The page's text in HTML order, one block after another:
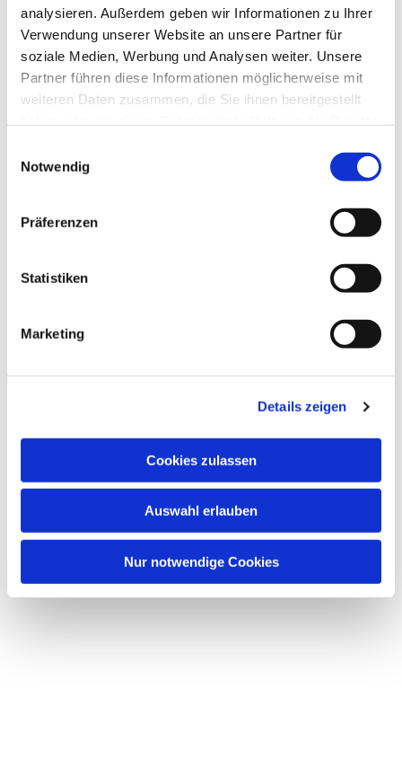
analysieren. Außerdem geben wir Informationen zu Ihrer
Verwendung unserer Website an unsere Partner für
soziale Medien, Werbung und Analysen weiter. Unsere
Partner führen diese Informationen möglicherweise mit
weiteren Daten zusammen, die Sie ihnen bereitgestellt
Notwendig
Präferenzen
Statistiken
Marketing
Details zeigen
Cookies zulassen
Auswahl erlauben
Nur notwendige Cookies